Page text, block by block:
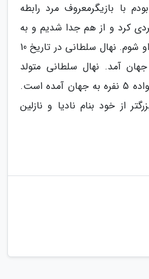
با بازیگرمعروف مرد رابطه
کرد و از هم جدا شدیم و به
خودم قول دادم معروفتر از او شوم. نهال سلطانی در تاریخ 10
ماه سال 1368 به جهان آمد. نهال سلطانی متولد
تهران است. او در یک خانواده 5 نفره به جهان آمده است.
از خود بنام نادیا و نازلین